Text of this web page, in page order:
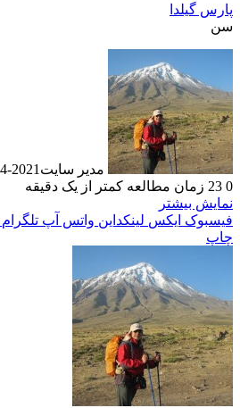
پارس گیلدا
سن
مدیر سایت 2021-04-02
0
زمان مطالعه کمتر از یک دقیقه
نمایش بیشتر
فیسبوک ایکس لینکداین واتس آپ تلگرام
چاپ